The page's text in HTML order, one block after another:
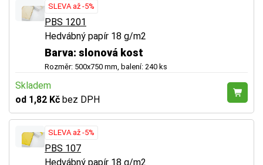
SLEVA až -5%
PBS 1201
Hedvábný papír 18 g/m2
Barva: slonová kost
Rozměr: 500x750 mm, balení: 240 ks
Skladem
od 1,82 Kč bez DPH
SLEVA až -5%
PBS 107
Hedvábný papír 18 g/m2